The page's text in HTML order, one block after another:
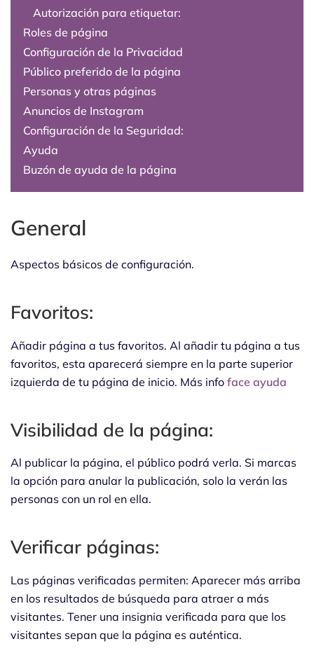
Autorización para etiquetar:
Roles de página
Configuración de la Privacidad
Público preferido de la página
Personas y otras páginas
Anuncios de Instagram
Configuración de la Seguridad:
Ayuda
Buzón de ayuda de la página
General
Aspectos básicos de configuración.
Favoritos:
Añadir página a tus favoritos. Al añadir tu página a tus
favoritos, esta aparecerá siempre en la parte superior
izquierda de tu página de inicio. Más info face ayuda
Visibilidad de la página:
Al publicar la página, el público podrá verla. Si marcas
la opción para anular la publicación, solo la verán las
personas con un rol en ella.
Verificar páginas:
Las páginas verificadas permiten: Aparecer más arriba
en los resultados de búsqueda para atraer a más
visitantes. Tener una insignia verificada para que los
visitantes sepan que la página es auténtica.